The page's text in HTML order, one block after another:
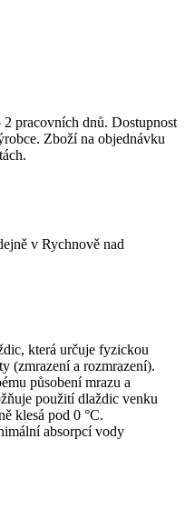
pracovních dnů. Dostupnost
Zboží na objednávku
v Rychnově nad
která určuje fyzickou
(zmrazení a rozmrazení).
působení mrazu a
použití dlaždic venku
klesá pod 0 °C.
absorpcí vody